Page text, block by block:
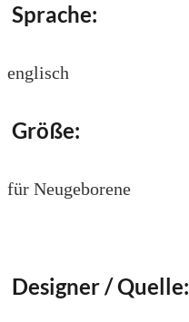
Sprache:
englisch
Größe:
für Neugeborene
Designer / Quelle: